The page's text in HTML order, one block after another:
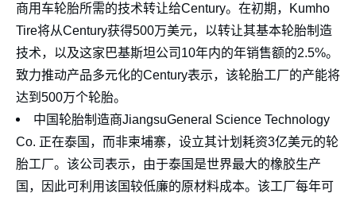
商用车轮胎所需的技术转让给Century。在初期，Kumho
Tire将从Century获得500万美元，以转让其基本轮胎制造
技术，以及这家巴基斯坦公司10年内的年销售额的2.5%。
致力推动产品多元化的Century表示，该轮胎工厂的产能将
达到500万个轮胎。
中国轮胎制造商JiangsuGeneral Science Technology
Co. 正在泰国，而非柬埔寨，设立其计划耗资3亿美元的轮
胎工厂。该公司表示，由于泰国是世界最大的橡胶生产
国，因此可利用该国较低廉的原材料成本。该工厂每年可